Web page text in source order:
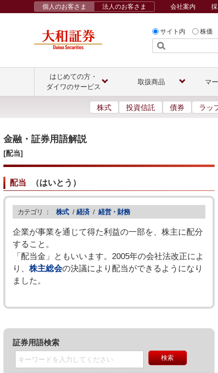
サイト内 株価
個人のお客さま 法人のお客さま 会社案内
はじめての方・
ダイワのサービス
取扱商品 マ
株式 投資信託 債券 ラッ
金融・証券用語解説
[配当]
配当 （はいとう ）
カテゴリ ： 株式 / 経済 / 経営・財務
企業が事業を通じて得た利益の一部を、株主に配分
すること。
「配当金」ともいいます。2005年の会社法改正によ
り、 株主総会の決議により配当ができるようになり
ました。
証券用語検索